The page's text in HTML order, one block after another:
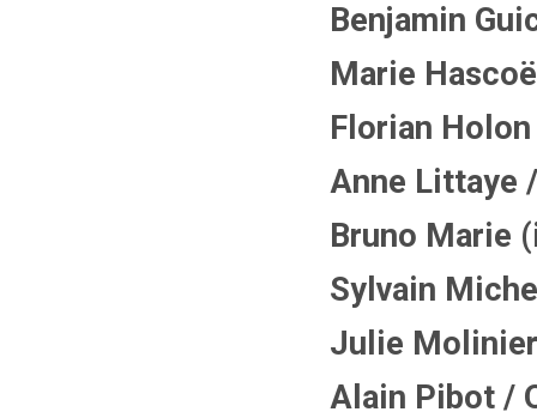
Benjamin
Marie
Florian
Anne Littaye
Bruno Marie
Sylvain
Julie
Alain Pibot /